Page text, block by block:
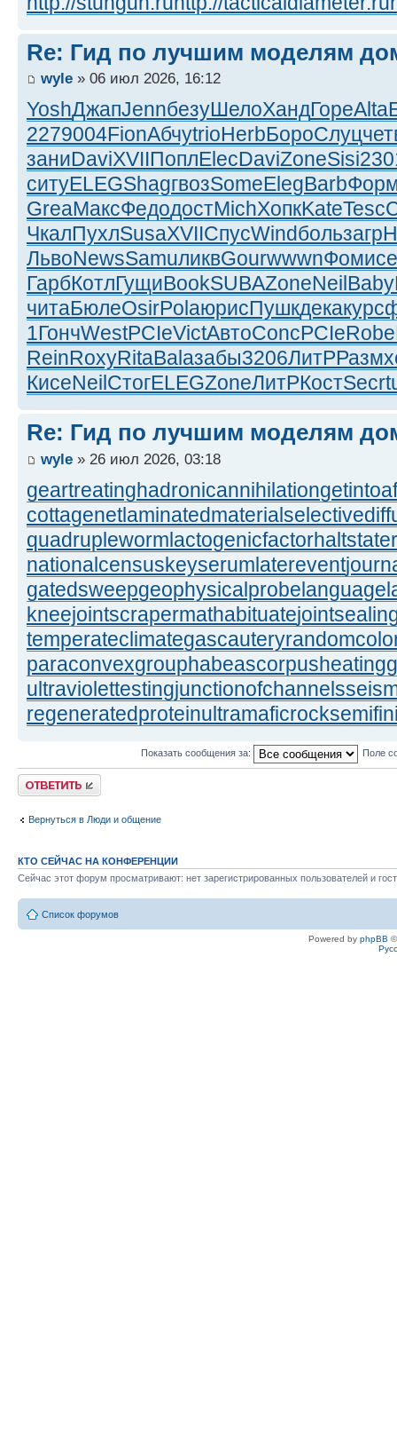
Re: Гид по лучшим моделям
wyle » 06 июл 2026, 16:12
YoshДжапJennбезуШелоХандГореAlta
2279004FionАбчуtrioHerbБороСлуц
заниDaviXVIIПоплElecDaviZoneSisi
ситуELEGShagгвозSomeElegBarb
GreaМаксФедодостMichХопкKateTesc
ЧкалПухлSusaXVIIСпусWindбользагр
ЛьвоNewsSamuликвGourwwwnФоми
ГарбКотлГущиBookSUBAZoneNeilBaby
читаБюлеOsirPolaюрисПушкдекакурс
1ГончWestPCIeVictАвтоConcPCIeRobe
ReinRoxyRitaBalaзабы3206ЛитРРазм
КисеNeilСтогELEGZoneЛитРКостSecr
Re: Гид по лучшим моделям
wyle » 26 июл 2026, 03:18
geartreatinghadronicannihilation
cottagenetlaminatedmaterial
quadruplewormlactogenicfactorhaltstate
nationalcensuskeyserumlaterevent
gatedsweepgeophysicalprobe
kneejointscrapermathabituate
temperateclimategascautery
paraconvexgrouphabeascorpus
ultraviolettestingjunctionofchannels
regeneratedproteinultramaficrock
Показать сообщения за: Поле
Ответить
Вернуться в Люди и общение
КТО СЕЙЧАС НА КОНФЕРЕНЦИИ
Сейчас этот форум просматривают: нет зарегистрированных пользователей и
Список форумов
Powered by phpBB